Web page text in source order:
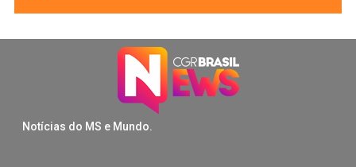
Notícias do MS e Mundo.